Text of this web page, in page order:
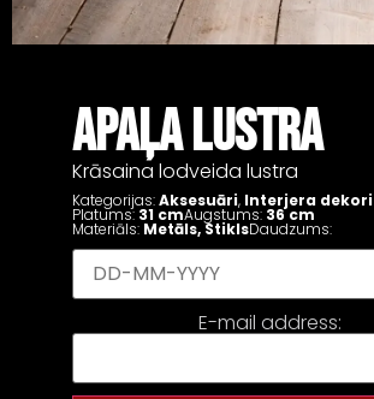
APAĻA LUSTRA
Krāsaina lodveida lustra
Kategorijas:Aksesuāri, Interjera dekori
Platums: 31 cmAugstums: 36 cm
Materiāls: Metāls,StiklsDaudzums:
E-mail address: